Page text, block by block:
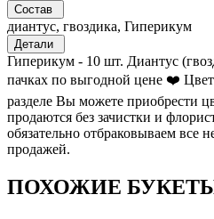
Состав
диантус, гвоздика, Гиперикум
Детали
Гиперикум - 10 шт. Диантус
пачках по выгодной цене ❤️
разделе Вы можете приобрести
продаются без зачистки и
обязательно отбраковываем все
продажей.
ПОХОЖИЕ